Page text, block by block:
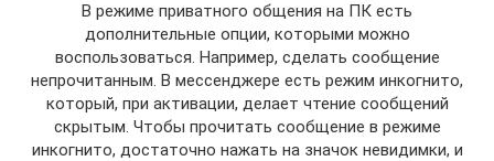
В режиме приватного общения на ПК есть
дополнительные опции, которыми можно
воспользоваться. Например, сделать сообщение
непрочитанным. В мессенджере есть режим инкогнито,
который, при активации, делает чтение сообщений
скрытым. Чтобы прочитать сообщение в режиме
инкогнито, достаточно нажать на значок невидимки, и